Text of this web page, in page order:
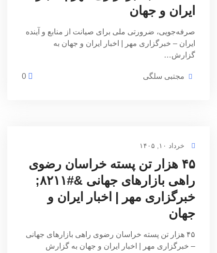
ایران و جهان
صرفه‌جویی، ضرورتی ملی برای صیانت از منابع و آینده
ایران – خبرگزاری مهر | اخبار ایران و جهان به
گزارش…
مجتبی سلگی
خرداد ۱۰, ۱۴۰۵
۴۵ هزار تن پسته خراسان رضوی
راهی بازارهای جهانی &#۸۲۱۱;
خبرگزاری مهر | اخبار ایران و
جهان
۴۵ هزار تن پسته خراسان رضوی راهی بازارهای جهانی
– خبرگزاری مهر | اخبار ایران و جهان به گزارش